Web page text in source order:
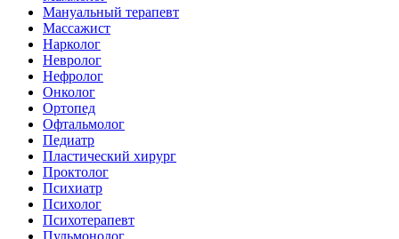
Мануальный терапевт
Массажист
Нарколог
Невролог
Нефролог
Онколог
Ортопед
Офтальмолог
Педиатр
Пластический хирург
Проктолог
Психиатр
Психолог
Психотерапевт
Пульмонолог